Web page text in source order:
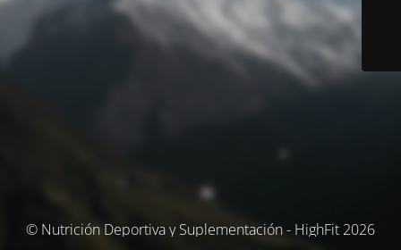
© Nutrición Deportiva y Suplementación - HighFit 2026